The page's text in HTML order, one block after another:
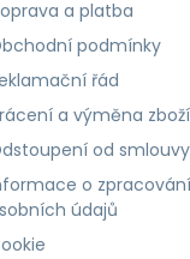
a platba
podmínky
řád
a výměna zboží
od smlouvy
o zpracování
údajů